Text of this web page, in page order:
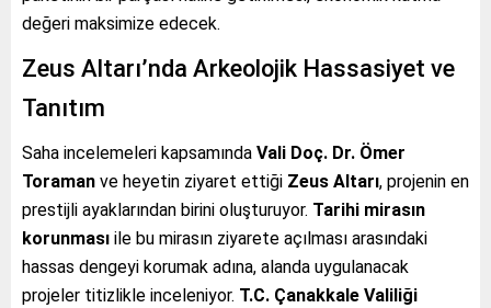
değeri maksimize edecek.
Zeus Altarı’nda Arkeolojik Hassasiyet ve
Tanıtım
Saha incelemeleri kapsamında Vali Doç. Dr. Ömer
Toraman ve heyetin ziyaret ettiği Zeus Altarı, projenin en
prestijli ayaklarından birini oluşturuyor. Tarihi mirasın
korunması ile bu mirasın ziyarete açılması arasındaki
hassas dengeyi korumak adına, alanda uygulanacak
projeler titizlikle inceleniyor. T.C. Çanakkale Valiliği